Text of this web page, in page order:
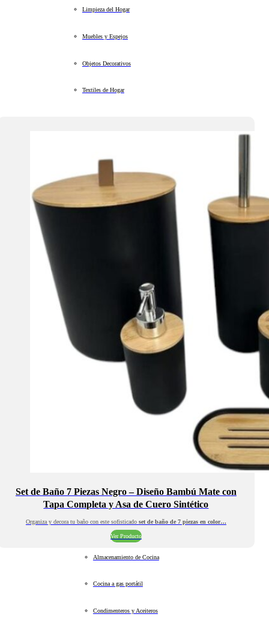
Limpieza del Hogar
Muebles y Espejos
Objetos Decorativos
Textiles de Hogar
Set de Baño 7 Piezas Negro – Diseño Bambú Mate con
Tapa Completa y Asa de Cuero Sintético
Organiza y decora tu baño con este sofisticado set de baño de 7 piezas en color…
Ver Producto
Almacenamiento de Cocina
Cocina a gas portátil
Condimenteros y Aceiteros